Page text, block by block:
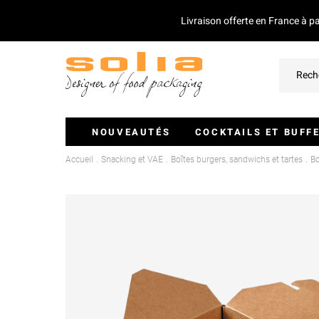
Livraison offerte en France à
NOUVEAUTÉS COCKTAILS ET
Verrines Et Monoportions
Piques Et Mini Couverts
Accueil Snacking et VAE Boîtes burgers, sandwichs et tartes